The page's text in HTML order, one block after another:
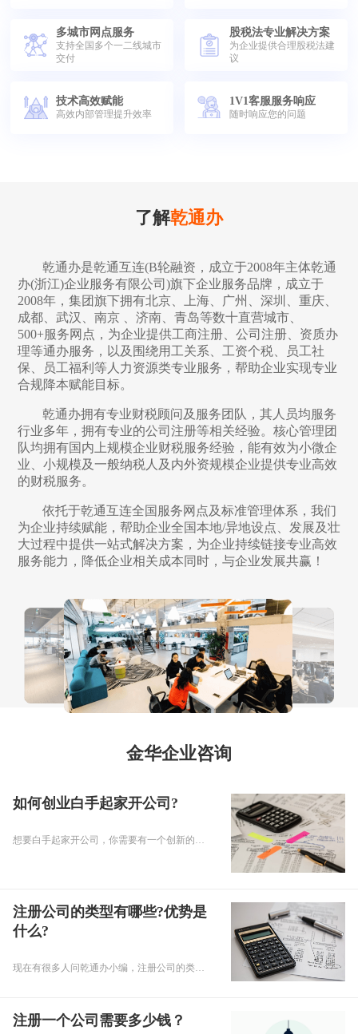
多城市网点服务
支持全国多个一二线城市
交付
股税法专业解决方案
为企业提供合理股税法建
议
技术高效赋能
高效内部管理提升效率
1V1客服服务响应
随时响应您的问题
了解乾通办
乾通办是乾通互连(B轮融资，成立于2008年主体乾通
办(浙江)企业服务有限公司)旗下企业服务品牌，成立于
2008年，集团旗下拥有北京、上海、广州、深圳、重庆、
成都、武汉、南京 、济南、青岛等数十直营城市、
500+服务网点，为企业提供工商注册、公司注册、资质办
理等通办服务，以及围绕用工关系、工资个税、员工社
保、员工福利等人力资源类专业服务，帮助企业实现专业
合规降本赋能目标。
乾通办拥有专业财税顾问及服务团队，其人员均服务
行业多年，拥有专业的公司注册等相关经验。核心管理团
队均拥有国内上规模企业财税服务经验，能有效为小微企
业、小规模及一般纳税人及内外资规模企业提供专业高效
的财税服务。
依托于乾通互连全国服务网点及标准管理体系，我们
为企业持续赋能，帮助企业全国本地/异地设点、发展及壮
大过程中提供一站式解决方案，为企业持续链接专业高效
服务能力，降低企业相关成本同时，与企业发展共赢！
金华企业咨询
如何创业白手起家开公司?
想要白手起家开公司，你需要有一个创新的想法。创新是公司发展的灵魂，只有与众不同的点子才能让你在众多的竞争者中脱颖而出。一旦你有了想法，就要深入市场研究，了解行业趋势和客户需求，为你的公司制定合适的市场定位。
注册公司的类型有哪些?优势是
什么?
现在有很多人问乾通办小编，注册公司的类型有哪些?优势是什么?下面就让小编为大家回答关于注册公司的问题吧。
注册一个公司需要多少钱？